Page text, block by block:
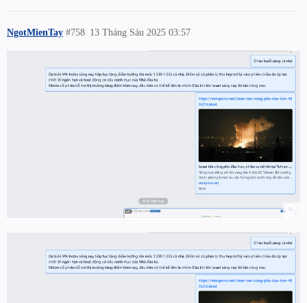
NgotMienTay 13 Tháng Sáu 2025 03:57
#758